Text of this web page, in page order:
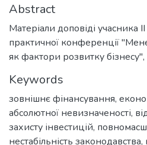
Abstract
Матеріали доповіді учасника
практичної конференції
як фактори розвитку
Keywords
зовнішнє фінансування,
абсолютної невизначеності,
захисту інвестицій,
нестабільність законодавства,